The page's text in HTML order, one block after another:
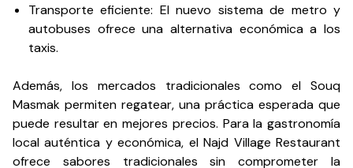
Transporte eficiente: El nuevo sistema de metro y
autobuses ofrece una alternativa económica a los
taxis.
Además, los mercados tradicionales como el Souq
Masmak permiten regatear, una práctica esperada que
puede resultar en mejores precios. Para la gastronomía
local auténtica y económica, el Najd Village Restaurant
ofrece sabores tradicionales sin comprometer la